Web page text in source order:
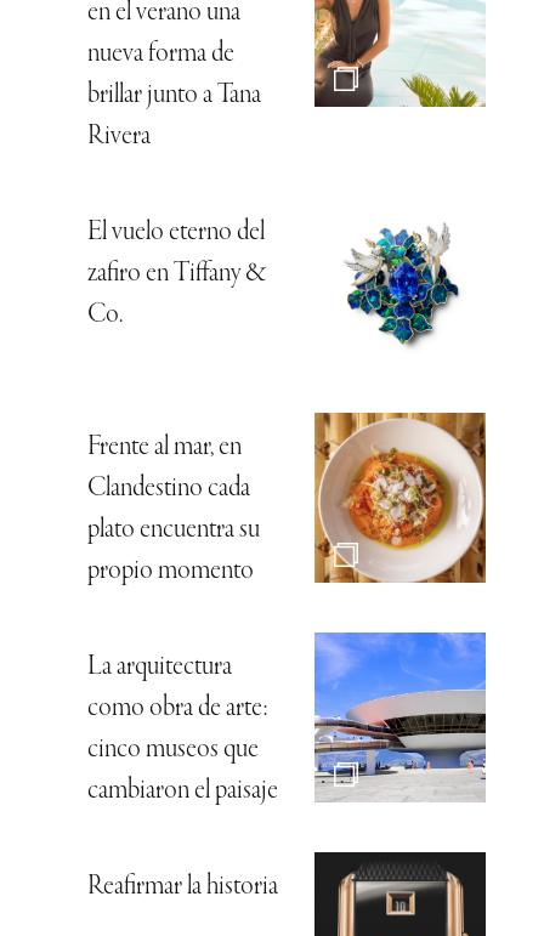
en el verano una
nueva forma de
brillar junto a Tana
Rivera
El vuelo eterno del
zafiro en Tiffany &
Co.
Frente al mar, en
Clandestino cada
plato encuentra su
propio momento
La arquitectura
como obra de arte:
cinco museos que
cambiaron el paisaje
Reafirmar la historia